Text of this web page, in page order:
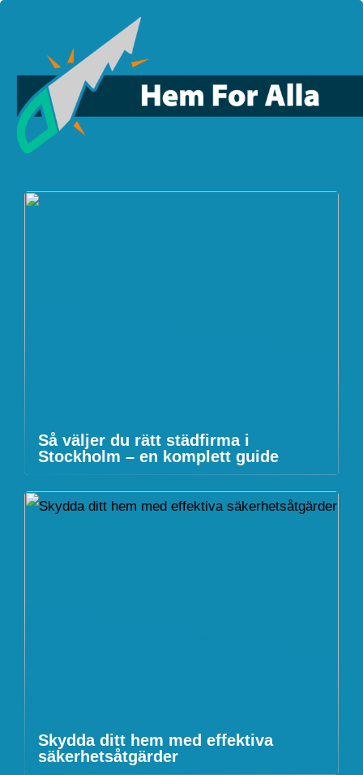
Så väljer du rätt städfirma i
Stockholm – en komplett guide
Skydda ditt hem med effektiva
säkerhetsåtgärder